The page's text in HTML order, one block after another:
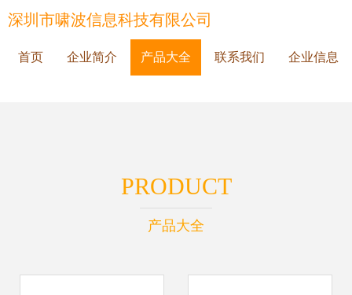
深圳市啸波信息科技有限公司
首页 企业简介 产品大全 联系我们 企业信息
PRODUCT
产品大全